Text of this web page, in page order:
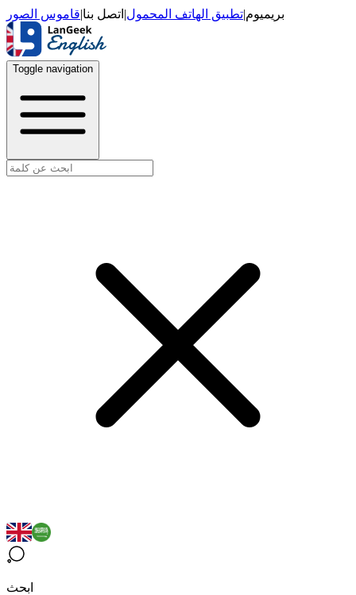
بريميوم|تطبيق الهاتف المحمول| اتصل بنا|قاموس الصور
Toggle navigation
ابحث